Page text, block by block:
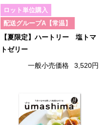
ロット単位購入
配送グループA【常温】
【夏限定】ハートリー 塩トマ
トゼリー
一般小売価格 3,520円